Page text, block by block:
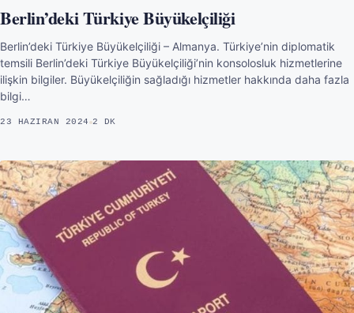
Berlin’deki Türkiye Büyükelçiliği
Berlin’deki Türkiye Büyükelçiliği – Almanya. Türkiye’nin diplomatik
temsili Berlin’deki Türkiye Büyükelçiliği’nin konsolosluk hizmetlerine
ilişkin bilgiler. Büyükelçiliğin sağladığı hizmetler hakkında daha fazla
bilgi…
23 HAZIRAN 2024 2 DK